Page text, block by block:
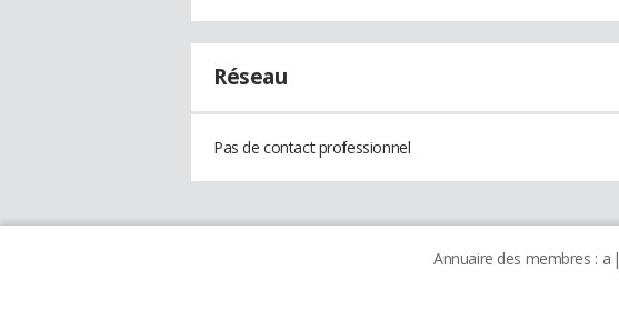
Réseau
Pas de contact professionnel
Annuaire des membres : a